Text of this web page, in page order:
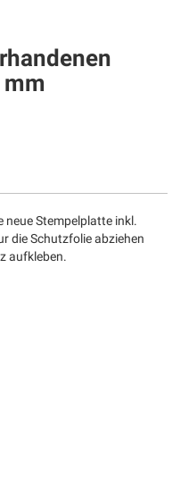
neue Stempelplatte inkl.
die Schutzfolie abziehen
aufkleben.